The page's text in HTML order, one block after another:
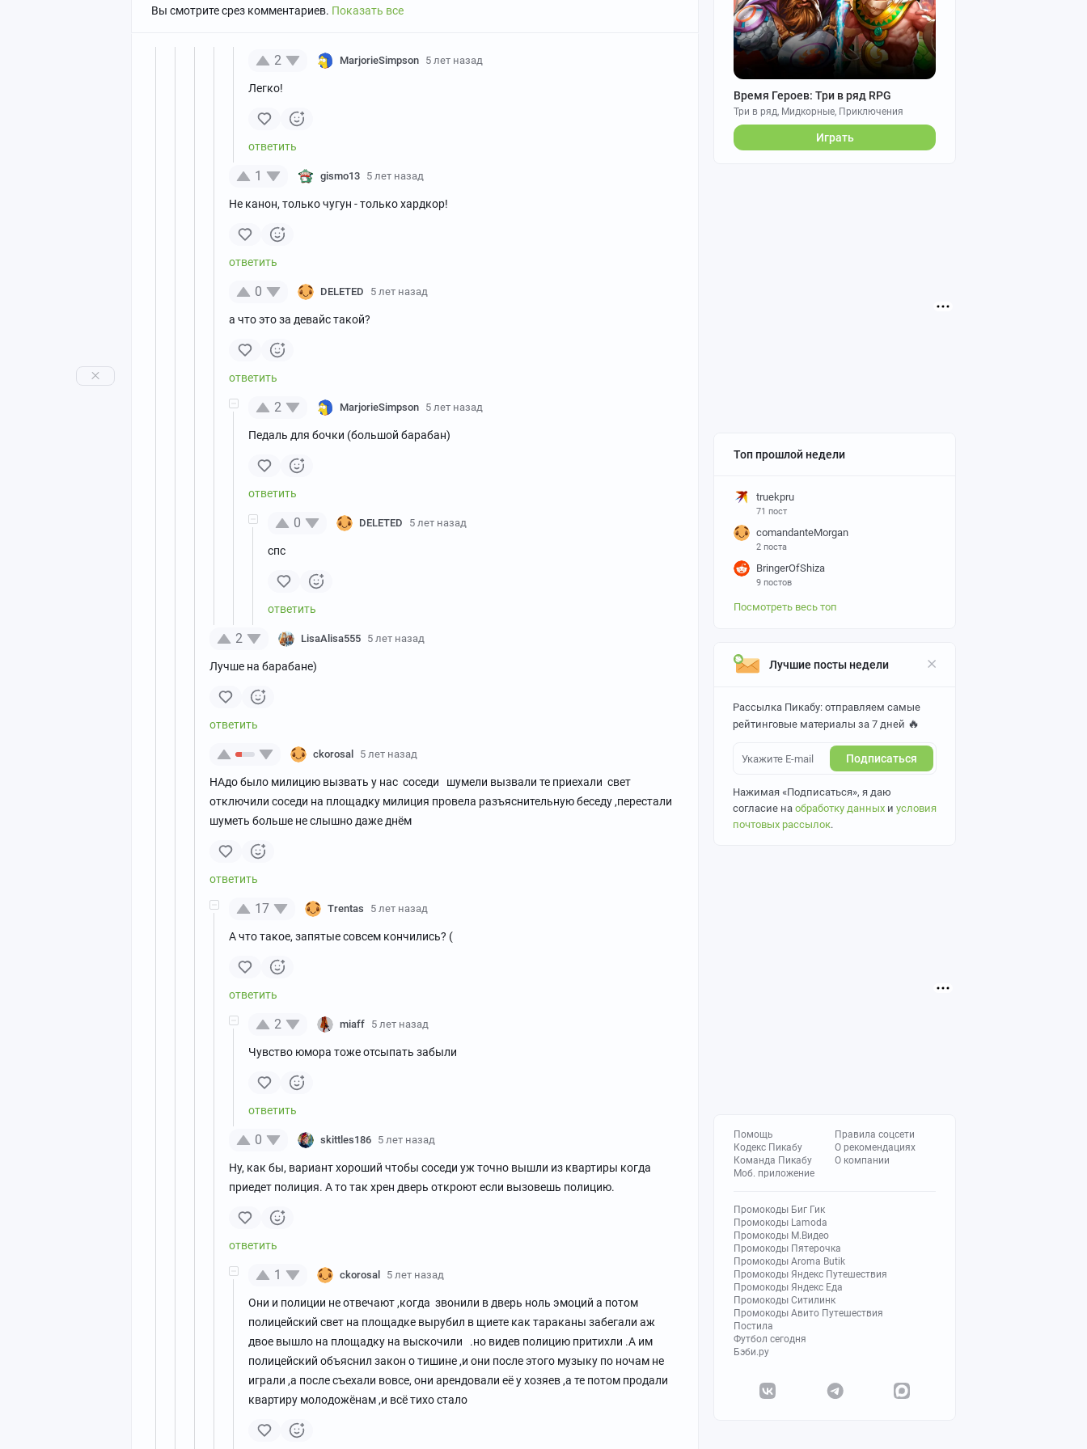
Время Героев: Три в ряд RPG
Три в ряд, Мидкорные, Приключения
Играть
Топ прошлой недели
truekpru
71 пост
comandanteMorgan
2 поста
BringerOfShiza
9 постов
Посмотреть весь топ
Лучшие посты недели
Рассылка Пикабу: отправляем самые
рейтинговые материалы за 7 дней 🔥
Подписаться
Нажимая «Подписаться», я даю
согласие на обработку данных и условия
почтовых рассылок.
Помощь
Кодекс Пикабу
Команда Пикабу
Моб. приложение
Правила соцсети
О рекомендациях
О компании
Промокоды Биг Гик
Промокоды Lamoda
Промокоды М.Видео
Промокоды Пятерочка
Промокоды Aroma Butik
Промокоды Яндекс Путешествия
Промокоды Яндекс Еда
Промокоды Ситилинк
Промокоды Авито Путешествия
Постила
Футбол сегодня
Бэби.ру
Вы смотрите срез комментариев. Показать все
2 MarjorieSimpson 5 лет назад
Легко!
1 gismo13 5 лет назад
Не канон, только чугун - только хардкор!
0 DELETED 5 лет назад
а что это за девайс такой?
2 MarjorieSimpson 5 лет назад
Педаль для бочки (большой барабан)
0 DELETED 5 лет назад
спс
2 LisaAlisa555 5 лет назад
Лучше на барабане)
ckorosal 5 лет назад
НАдо было милицию вызвать у нас соседи шумели вызвали те приехали свет
отключили соседи на площадку милиция провела разъяснительную беседу ,перестали
шуметь больше не слышно даже днём
17 Trentas 5 лет назад
А что такое, запятые совсем кончились? (
2 miaff 5 лет назад
Чувство юмора тоже отсыпать забыли
0 skittles186 5 лет назад
Ну, как бы, вариант хороший чтобы соседи уж точно вышли из квартиры когда
приедет полиция. А то так хрен дверь откроют если вызовешь полицию.
1 ckorosal 5 лет назад
Они и полиции не отвечают ,когда звонили в дверь ноль эмоций а потом
полицейский свет на площадке вырубил в щиете как тараканы забегали аж
двое вышло на площадку на выскочили .но видев полицию притихли .А им
полицейский объяснил закон о тишине ,и они после этого музыку по ночам не
играли ,а после съехали вовсе, они арендовали её у хозяев ,а те потом продали
квартиру молодожёнам ,и всё тихо стало